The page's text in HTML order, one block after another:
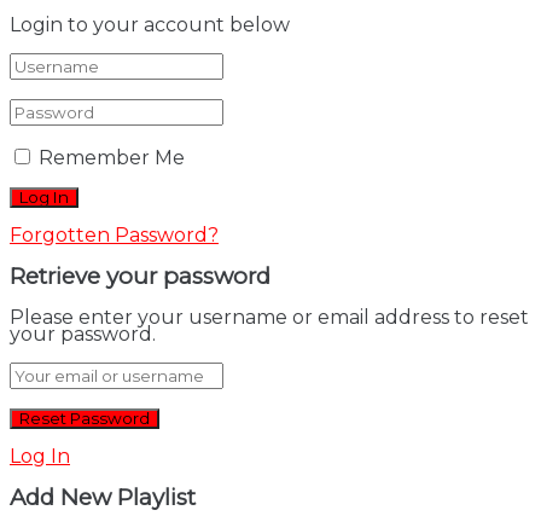
Login to your account below
Remember Me
Forgotten Password?
Retrieve your password
Please enter your username or email address to reset
your password.
Log In
Add New Playlist